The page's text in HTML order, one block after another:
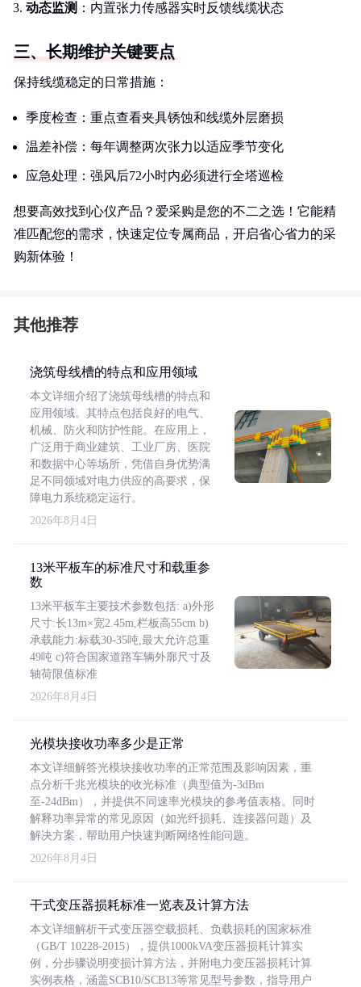
动态监测 ：内置张力传感器实时反馈线缆状态
三、长期维护关键要点
保持线缆稳定的日常措施：
季度检查：重点查看夹具锈蚀和线缆外层磨损
温差补偿：每年调整两次张力以适应季节变化
应急处理：强风后72小时内必须进行全塔巡检
想要高效找到心仪产品？爱采购是您的不二之选！它能精
准匹配您的需求，快速定位专属商品，开启省心省力的采
购新体验！
其他推荐
浇筑母线槽的特点和应用领域
本文详细介绍了浇筑母线槽的特点和
应用领域。其特点包括良好的电气、
机械、防火和防护性能。在应用上，
广泛用于商业建筑、工业厂房、医院
和数据中心等场所，凭借自身优势满
足不同领域对电力供应的高要求，保
障电力系统稳定运行。
2026年8月4日
13米平板车的标准尺寸和载重参
数
13米平板车主要技术参数包括: a)外形
尺寸:长13m×宽2.45m,栏板高55cm b)
承载能力:标载30-35吨,最大允许总重
49吨 c)符合国家道路车辆外廓尺寸及
轴荷限值标准
2026年8月4日
光模块接收功率多少是正常
本文详细解答光模块接收功率的正常范围及影响因素，重
点分析千兆光模块的收光标准（典型值为-3dBm
至-24dBm），并提供不同速率光模块的参考值表格。同时
解释功率异常的常见原因（如光纤损耗、连接器问题）及
解决方案，帮助用户快速判断网络性能问题。
2026年8月4日
干式变压器损耗标准一览表及计算方法
本文详细解析干式变压器空载损耗、负载损耗的国家标准
（GB/T 10228-2015），提供1000kVA变压器损耗计算实
例，分步骤说明变损计算方法，并附电力变压器损耗计算
实例表格，涵盖SCB10/SCB13等常见型号参数，指导用户